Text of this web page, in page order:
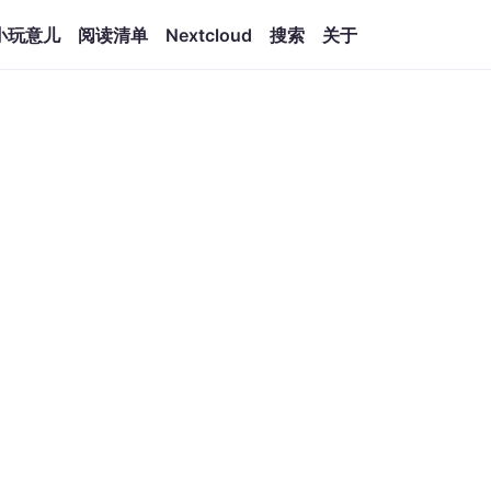
玩意儿 阅读清单 Nextcloud 搜索 关于